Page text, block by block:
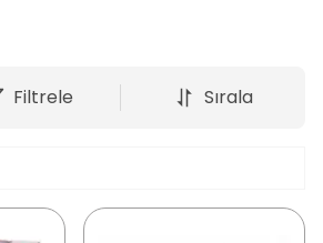
Filtrele Sırala